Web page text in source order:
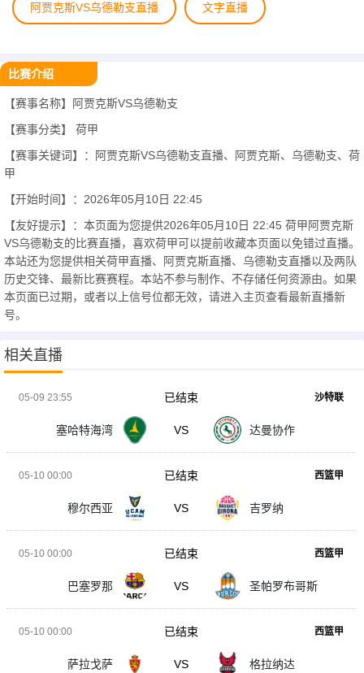
阿贾克斯VS乌德勒支直播 文字直播
比赛介绍
【赛事名称】阿贾克斯VS乌德勒支
【赛事分类】 荷甲
【赛事关键词】：阿贾克斯VS乌德勒支直播、阿贾克斯、乌德勒支、荷
甲
【开始时间】：2026年05月10日 22:45
【友好提示】：本页面为您提供2026年05月10日 22:45 荷甲阿贾克斯
VS乌德勒支的比赛直播，喜欢荷甲可以提前收藏本页面以免错过直播。
本站还为您提供相关荷甲直播、阿贾克斯直播、乌德勒支直播以及两队
历史交锋、最新比赛赛程。本站不参与制作、不存储任何资源由。如果
本页面已过期，或者以上信号位都无效，请进入主页查看最新直播新
号。
相关直播
05-09 23:55 沙特联
塞哈特海湾 VS 达曼协作
已结束
05-10 00:00 西篮甲
穆尔西亚 VS 吉罗纳
已结束
05-10 00:00 西篮甲
巴塞罗那 VS 圣帕罗布哥斯
已结束
05-10 00:00 西篮甲
萨拉戈萨 VS 格拉纳达
已结束